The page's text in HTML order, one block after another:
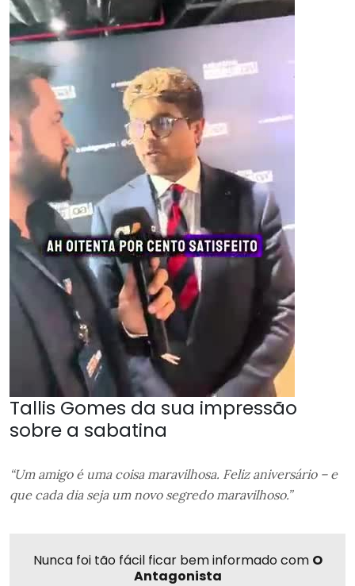
Tallis Gomes da sua impressão
sobre a sabatina
“Um amigo é uma coisa maravilhosa. Feliz aniversário – e
que cada dia seja um novo segredo maravilhoso.”
Nunca foi tão fácil ficar bem informado com O
Antagonista